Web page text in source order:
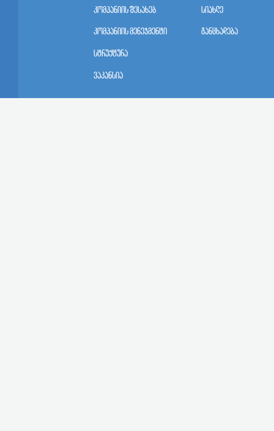
კომპანიის შესახებ სიახლე
კომპანიის მენეჯმენტი განცხადება
სტრუქტურა
ვაკანსია